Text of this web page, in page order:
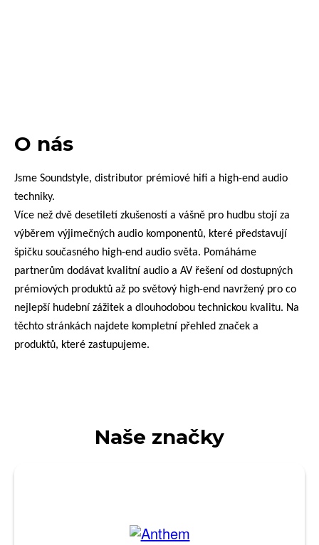
O nás
Jsme Soundstyle, distributor prémiové hifi a high-end audio
techniky.
Více než dvě desetiletí zkušeností a vášně pro hudbu stojí za
výběrem výjimečných audio komponentů, které představují
špičku současného high-end audio světa. Pomáháme
partnerům dodávat kvalitní audio a AV řešení od dostupných
prémiových produktů až po světový high-end navržený pro co
nejlepší hudební zážitek a dlouhodobou technickou kvalitu. Na
těchto stránkách najdete kompletní přehled značek a
produktů, které zastupujeme.
Naše značky